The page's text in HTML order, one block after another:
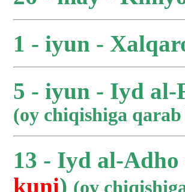
1 - iyun -
5 - iyun - Iyd
(oy chiqishiga
13 - Iyd al-
kuni) (oy